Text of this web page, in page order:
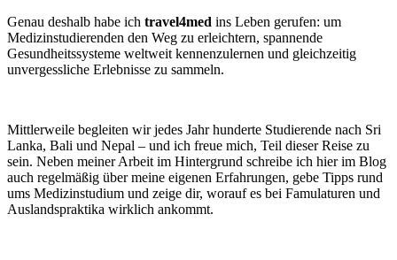
Genau deshalb habe ich travel4med ins Leben gerufen: um
Medizinstudierenden den Weg zu erleichtern, spannende
Gesundheitssysteme weltweit kennenzulernen und gleichzeitig
unvergessliche Erlebnisse zu sammeln.
Mittlerweile begleiten wir jedes Jahr hunderte Studierende nach Sri
Lanka, Bali und Nepal – und ich freue mich, Teil dieser Reise zu
sein. Neben meiner Arbeit im Hintergrund schreibe ich hier im Blog
auch regelmäßig über meine eigenen Erfahrungen, gebe Tipps rund
ums Medizinstudium und zeige dir, worauf es bei Famulaturen und
Auslandspraktika wirklich ankommt.